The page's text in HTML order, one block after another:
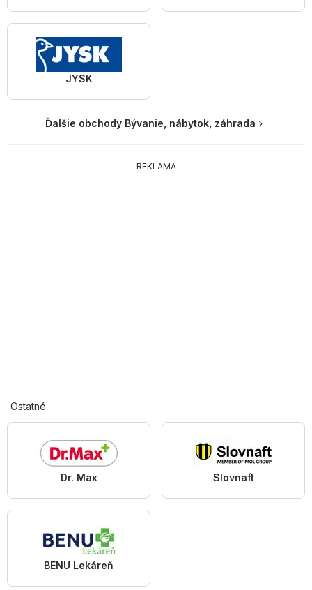
JYSK
Ďalšie obchody Bývanie, nábytok, záhrada
REKLAMA
Ostatné
Dr. Max Slovnaft
BENU Lekáreň